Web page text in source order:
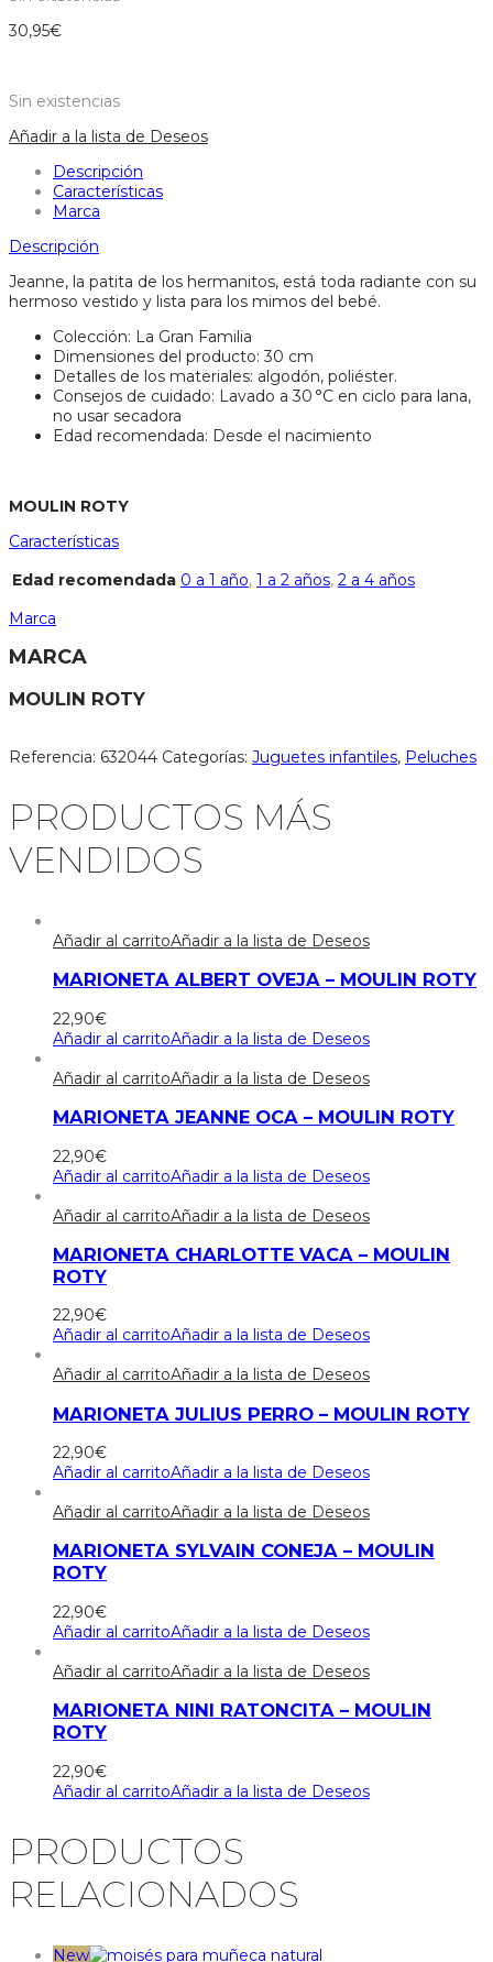
30,95€
Sin existencias
Añadir a la lista de Deseos
Descripción
Características
Marca
Descripción
Jeanne, la patita de los hermanitos, está toda radiante con su
hermoso vestido y lista para los mimos del bebé.
Colección: La Gran Familia
Dimensiones del producto: 30 cm
Detalles de los materiales: algodón, poliéster.
Consejos de cuidado: Lavado a 30 °C en ciclo para lana,
no usar secadora
Edad recomendada: Desde el nacimiento
MOULIN ROTY
Características
Edad recomendada 0 a 1 año, 1 a 2 años, 2 a 4 años
Marca
MARCA
MOULIN ROTY
Referencia: 632044 Categorías: Juguetes infantiles, Peluches
PRODUCTOS MÁS
VENDIDOS
Añadir al carritoAñadir a la lista de Deseos
MARIONETA ALBERT OVEJA – MOULIN ROTY
22,90€
Añadir al carritoAñadir a la lista de Deseos
Añadir al carritoAñadir a la lista de Deseos
MARIONETA JEANNE OCA – MOULIN ROTY
22,90€
Añadir al carritoAñadir a la lista de Deseos
Añadir al carritoAñadir a la lista de Deseos
MARIONETA CHARLOTTE VACA – MOULIN
ROTY
22,90€
Añadir al carritoAñadir a la lista de Deseos
Añadir al carritoAñadir a la lista de Deseos
MARIONETA JULIUS PERRO – MOULIN ROTY
22,90€
Añadir al carritoAñadir a la lista de Deseos
Añadir al carritoAñadir a la lista de Deseos
MARIONETA SYLVAIN CONEJA – MOULIN
ROTY
22,90€
Añadir al carritoAñadir a la lista de Deseos
Añadir al carritoAñadir a la lista de Deseos
MARIONETA NINI RATONCITA – MOULIN
ROTY
22,90€
Añadir al carritoAñadir a la lista de Deseos
PRODUCTOS
RELACIONADOS
New